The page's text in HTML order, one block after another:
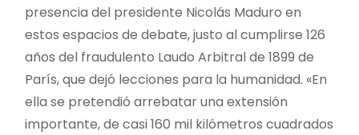
presencia del presidente Nicolás Maduro en
estos espacios de debate, justo al cumplirse 126
años del fraudulento Laudo Arbitral de 1899 de
París, que dejó lecciones para la humanidad. «En
ella se pretendió arrebatar una extensión
importante, de casi 160 mil kilómetros cuadrados